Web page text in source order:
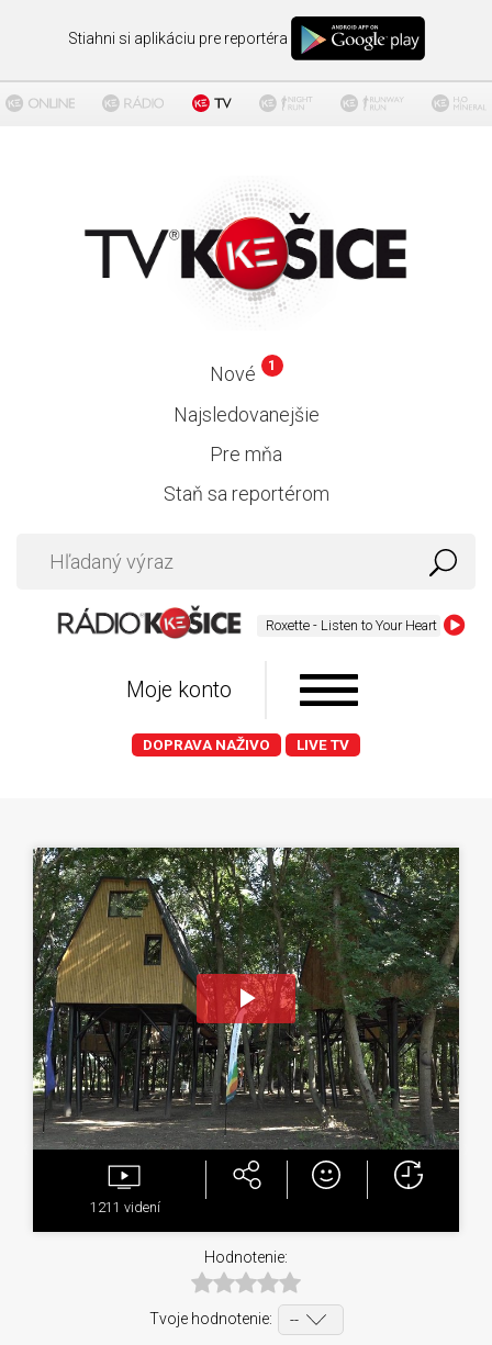
Stiahni si aplikáciu pre reportéra
Nové 1
Najsledovanejšie
Pre mňa
Staň sa reportérom
Roxette - Listen to Your Heart
Moje konto
DOPRAVA NAŽIVO LIVE TV
Play
Video
1211 videní
Hodnotenie:
Tvoje hodnotenie: